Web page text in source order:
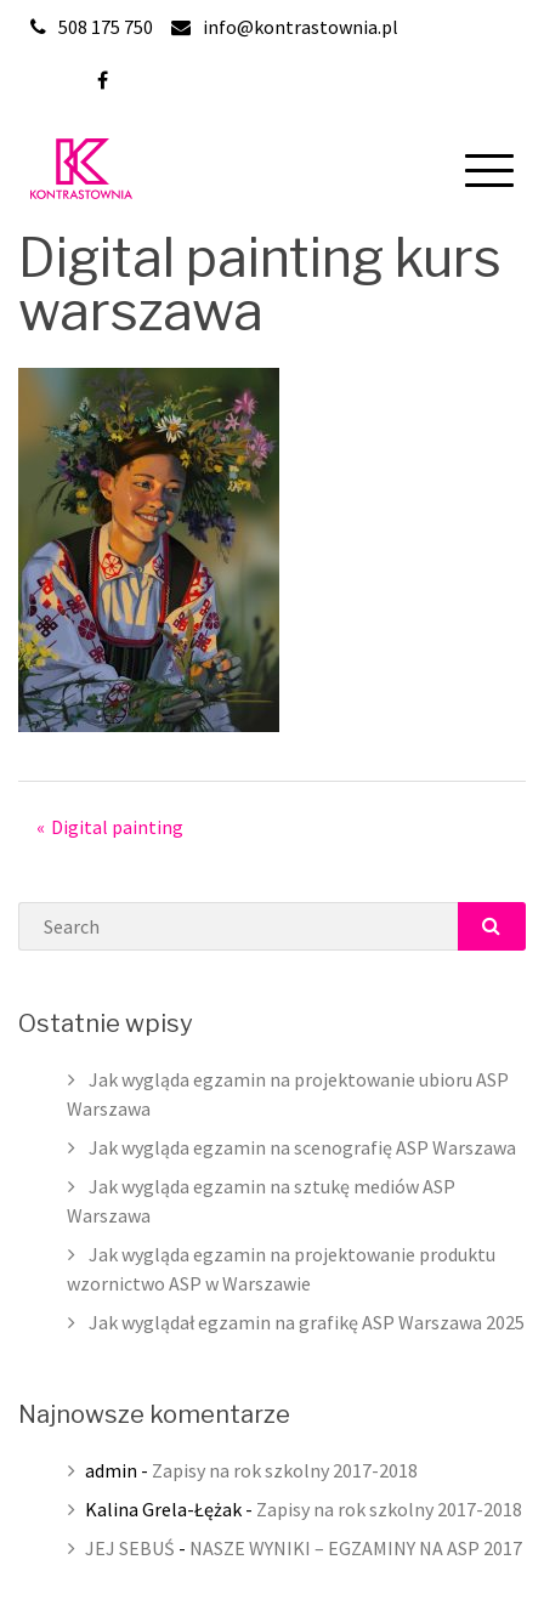
Skip
508 175 750 info@kontrastownia.pl
Digital painting kurs
warszawa
Post
Digital painting
Search
Ostatnie wpisy
Jak wygląda egzamin na projektowanie ubioru ASP
Warszawa
Jak wygląda egzamin na scenografię ASP Warszawa
Jak wygląda egzamin na sztukę mediów ASP
Warszawa
Jak wygląda egzamin na projektowanie produktu
wzornictwo ASP w Warszawie
Jak wyglądał egzamin na grafikę ASP Warszawa 2025
Najnowsze komentarze
admin - Zapisy na rok szkolny 2017-2018
Kalina Grela-Łężak - Zapisy na rok szkolny 2017-2018
JEJ SEBUŚ - NASZE WYNIKI – EGZAMINY NA ASP 2017